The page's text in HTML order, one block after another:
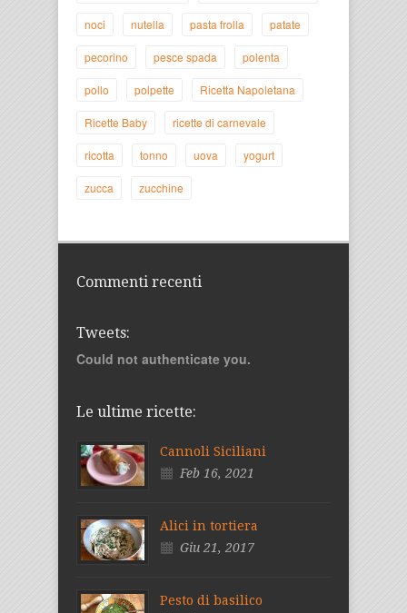
noci nutella pasta frolla patate
pecorino pesce spada polenta
pollo polpette Ricetta Napoletana
Ricette Baby ricette di carnevale
ricotta tonno uova yogurt
zucca zucchine
Commenti recenti
Tweets:
Could not authenticate you.
Le ultime ricette:
Cannoli Siciliani
Feb 16, 2021
Alici in tortiera
Giu 21, 2017
Pesto di basilico